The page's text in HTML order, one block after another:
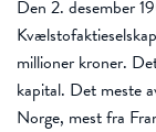
Den 2. desember
millioner kroner.
kapital. Det meste
Norge, mest fra